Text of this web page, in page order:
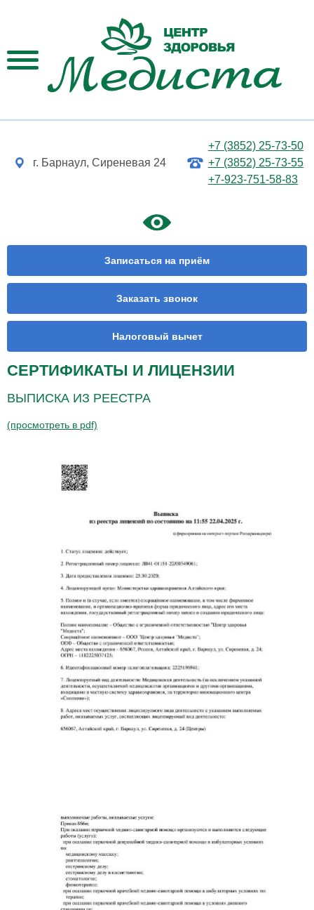
г. Барнаул, Сиреневая 24
+7 (3852) 25-73-50
+7 (3852) 25-73-55
+7-923-751-58-83
Записаться на приём
Заказать звонок
Налоговый вычет
СЕРТИФИКАТЫ И ЛИЦЕНЗИИ
ВЫПИСКА ИЗ РЕЕСТРА
(просмотреть в pdf)